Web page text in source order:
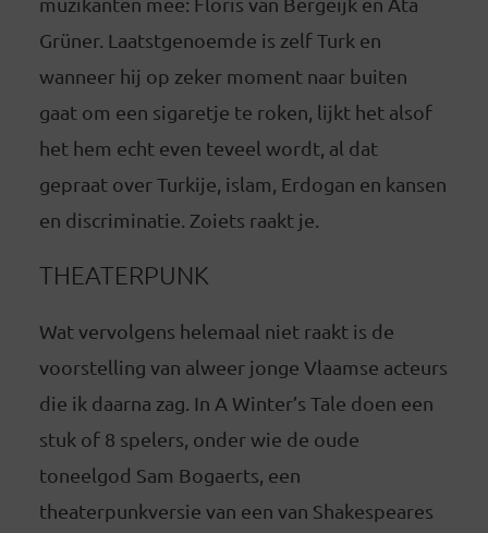
Grüner. Laatstgenoemde is zelf Turk en
wanneer hij op zeker moment naar buiten
gaat om een sigaretje te roken, lijkt het alsof
het hem echt even teveel wordt, al dat
gepraat over Turkije, islam, Erdogan en kansen
en discriminatie. Zoiets raakt je.
THEATERPUNK
Wat vervolgens helemaal niet raakt is de
voorstelling van alweer jonge Vlaamse acteurs
die ik daarna zag. In A Winter’s Tale doen een
stuk of 8 spelers, onder wie de oude
toneelgod Sam Bogaerts, een
theaterpunkversie van een van Shakespeares